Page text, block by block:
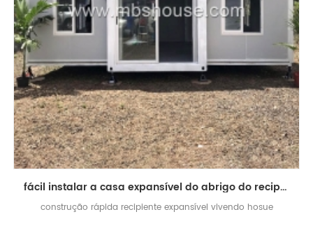
fácil instalar a casa expansível do abrigo do recipiente para viver
construção rápida recipiente expansível vivendo hosue